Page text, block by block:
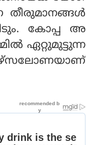
തീരുമാനങ്ങൾ
കോപ്പ അ
ഏറ്റുമുട്ടുന്ന